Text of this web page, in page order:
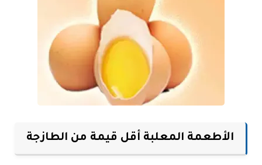
الأطعمة المعلبة أقل قيمة من الطازجة